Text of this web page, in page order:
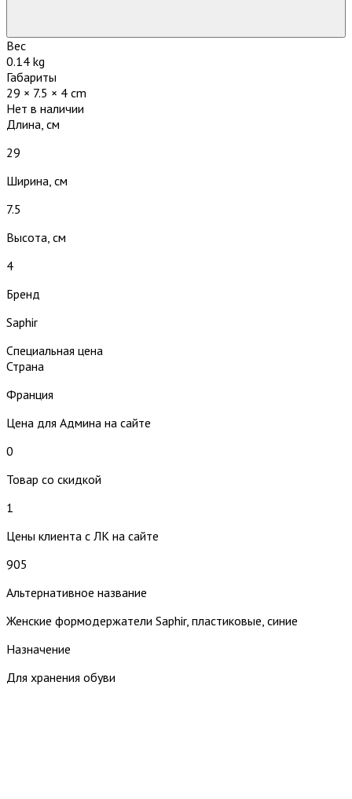
Вес
0.14 kg
Габариты
29 × 7.5 × 4 cm
Нет в наличии
Длина, см
29
Ширина, см
7.5
Высота, см
4
Бренд
Saphir
Специальная цена
Страна
Франция
Цена для Админа на сайте
0
Товар со скидкой
1
Цены клиента с ЛК на сайте
905
Альтернативное название
Женские формодержатели Saphir, пластиковые, синие
Назначение
Для хранения обуви